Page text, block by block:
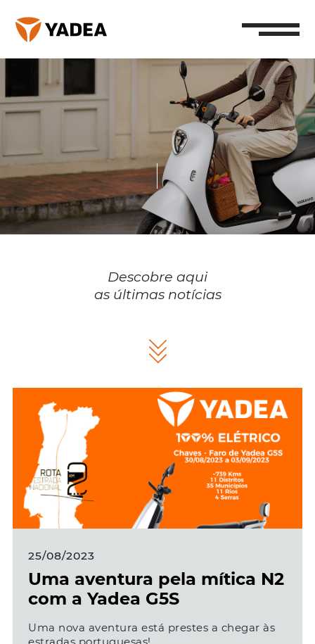
Descobre aqui
as últimas notícias
25/08/2023
Uma aventura pela mítica N2
com a Yadea G5S
Uma nova aventura está prestes a chegar às